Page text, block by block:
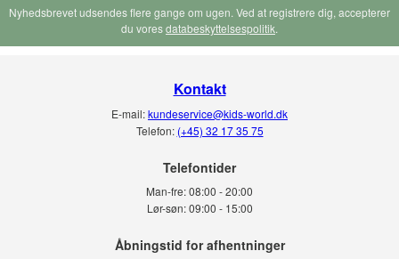
Nyhedsbrevet udsendes flere gange om ugen. Ved at registrere dig, accepterer
du voresdatabeskyttelsespolitik.
Kontakt
E-mail:kundeservice@kids-world.dk
Telefon: (+45) 32 17 35 75
Telefontider
Man-fre:08:00 - 20:00
Lør-søn: 09:00 - 15:00